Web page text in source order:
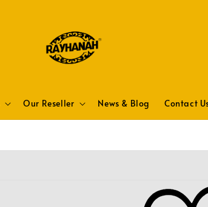
Our Reseller News & Blog Contact